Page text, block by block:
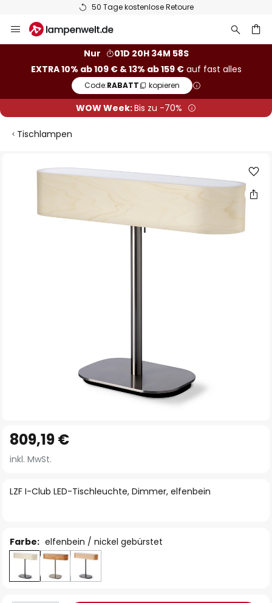
50 Tage kostenlose Retoure
Inhalt
Nur
01D 20H 34M 57S
EXTRA 10% ab 109 € & 13% ab 159 €auf fast alles
Code:RABATT kopieren
WOW Week:Bis zu -70%
Tischlampen
Anfang
der
springen
LZF I-Club LED-Tischleuchte, Dimmer, elfenbein
809,19 €
inkl. MwSt.
Farbe: elfenbein / nickel gebürstet